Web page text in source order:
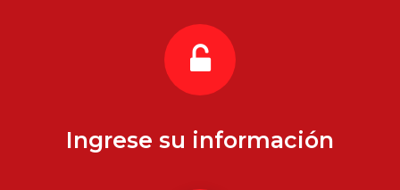
Ingrese su información